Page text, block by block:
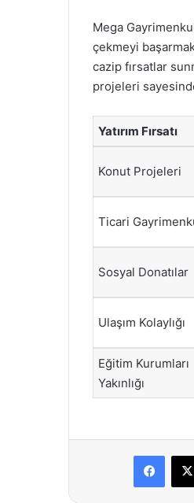
Mega
çekmeyi
cazip fırsatlar
projeleri
Yatırım Fırsatı
Konut Projeleri
Ticari
Sosyal Donatılar
Ulaşım Kolaylığı
Eğitim Kurumları
Yakınlığı